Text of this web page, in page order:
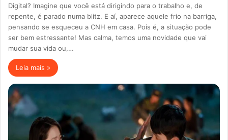
Digital? Imagine que você está dirigindo para o trabalho e, de
repente, é parado numa blitz. E aí, aparece aquele frio na barriga,
pensando se esqueceu a CNH em casa. Pois é, a situação pode
ser bem estressante! Mas calma, temos uma novidade que vai
mudar sua vida ou,…
Leia mais »